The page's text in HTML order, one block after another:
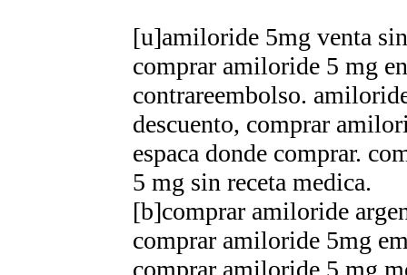
[u]amiloride 5mg venta
comprar amiloride 5 mg
contrareembolso.
descuento, comprar
espaсa donde comprar.
5 mg sin receta medica.
[b]comprar amiloride
comprar amiloride 5mg
comprar amiloride 5 mg